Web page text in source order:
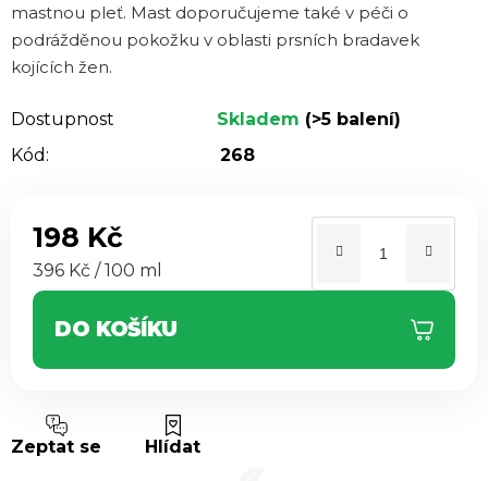
mastnou pleť. Mast doporučujeme také v péči o
podrážděnou pokožku v oblasti prsních bradavek
kojících žen.
Dostupnost Skladem (>5 balení)
Kód:
268
198 Kč
Měrná cena:
396 Kč / 100 ml
DO KOŠÍKU
Zeptat se Hlídat